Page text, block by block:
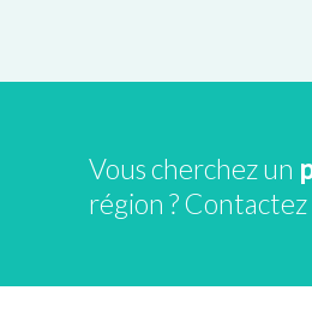
Vous cherchez un
région ?